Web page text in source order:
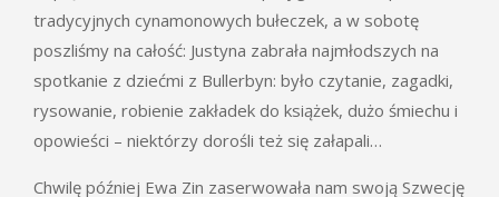
tradycyjnych cynamonowych bułeczek, a w sobotę
poszliśmy na całość: Justyna zabrała najmłodszych na
spotkanie z dziećmi z Bullerbyn: było czytanie, zagadki,
rysowanie, robienie zakładek do książek, dużo śmiechu i
opowieści – niektórzy dorośli też się załapali…
Chwilę później Ewa Zin zaserwowała nam swoją Szwecję